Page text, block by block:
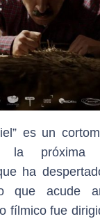
es un
la próxima
ha
que acude
fílmico fue